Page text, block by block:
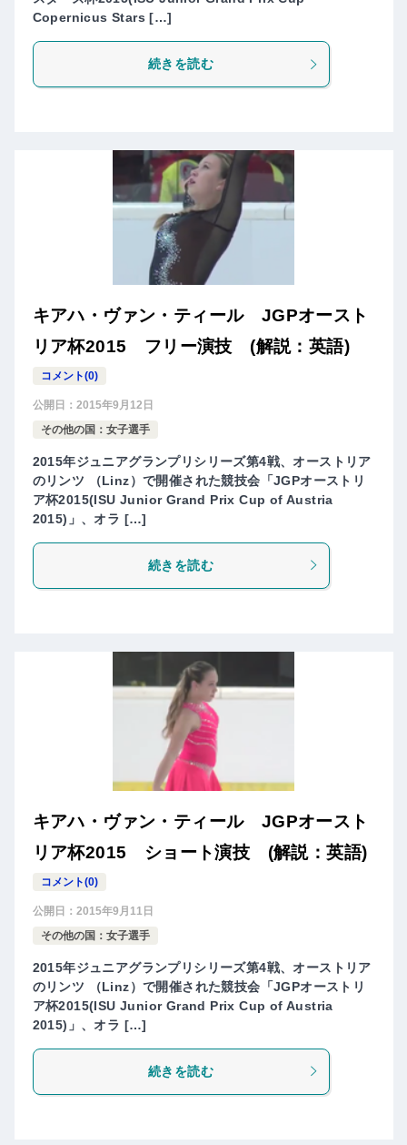
Copernicus Stars […]
続きを読む
キアハ・ヴァン・ティール JGPオースト
リア杯2015 フリー演技 (解説：英語)
コメント(0)
公開日： 2015年9月12日
その他の国：女子選手
2015年ジュニアグランプリシリーズ第4戦、オーストリア
のリンツ （Linz）で開催された競技会「JGPオーストリ
ア杯2015(ISU Junior Grand Prix Cup of Austria
2015)」、オラ […]
続きを読む
キアハ・ヴァン・ティール JGPオースト
リア杯2015 ショート演技 (解説：英語)
コメント(0)
公開日： 2015年9月11日
その他の国：女子選手
2015年ジュニアグランプリシリーズ第4戦、オーストリア
のリンツ （Linz）で開催された競技会「JGPオーストリ
ア杯2015(ISU Junior Grand Prix Cup of Austria
2015)」、オラ […]
続きを読む